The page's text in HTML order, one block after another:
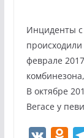
Инциденты с
феврале
В октябре
Вегасе у